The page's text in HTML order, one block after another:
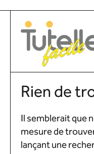
Aller
contenu
Rien de
Il semblerait que
mesure de
lançant une